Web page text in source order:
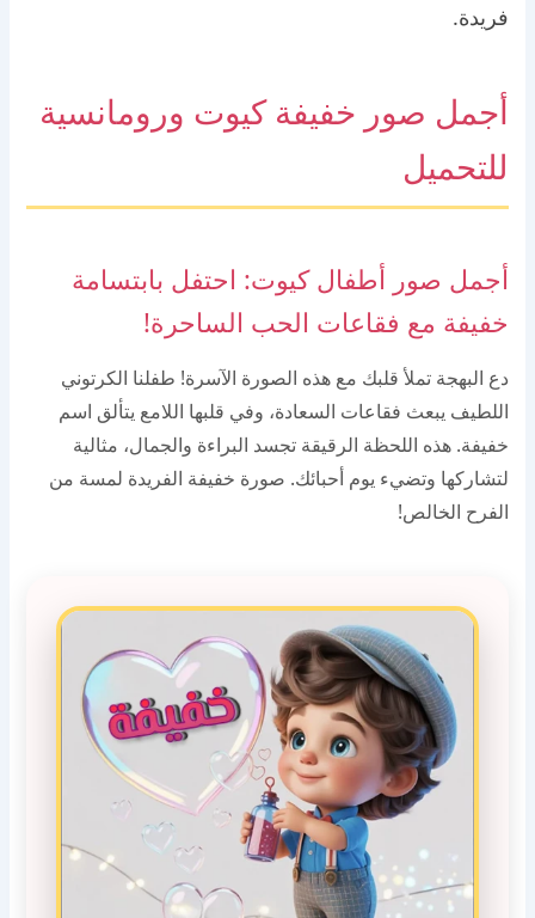
فريدة.
أجمل صور خفيفة كيوت ورومانسية
للتحميل
أجمل صور أطفال كيوت: احتفل بابتسامة
خفيفة مع فقاعات الحب الساحرة!
دع البهجة تملأ قلبك مع هذه الصورة الآسرة! طفلنا الكرتوني
اللطيف يبعث فقاعات السعادة، وفي قلبها اللامع يتألق اسم
خفيفة. هذه اللحظة الرقيقة تجسد البراءة والجمال، مثالية
لتشاركها وتضيء يوم أحبائك. صورة خفيفة الفريدة لمسة من
الفرح الخالص!